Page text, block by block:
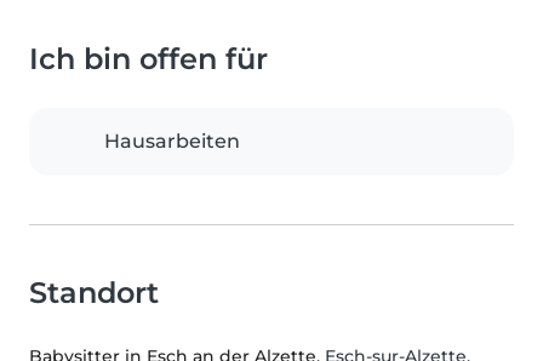
Ich bin offen für
Hausarbeiten
Standort
Babysitter in Esch an der Alzette, Esch-sur-Alzette,